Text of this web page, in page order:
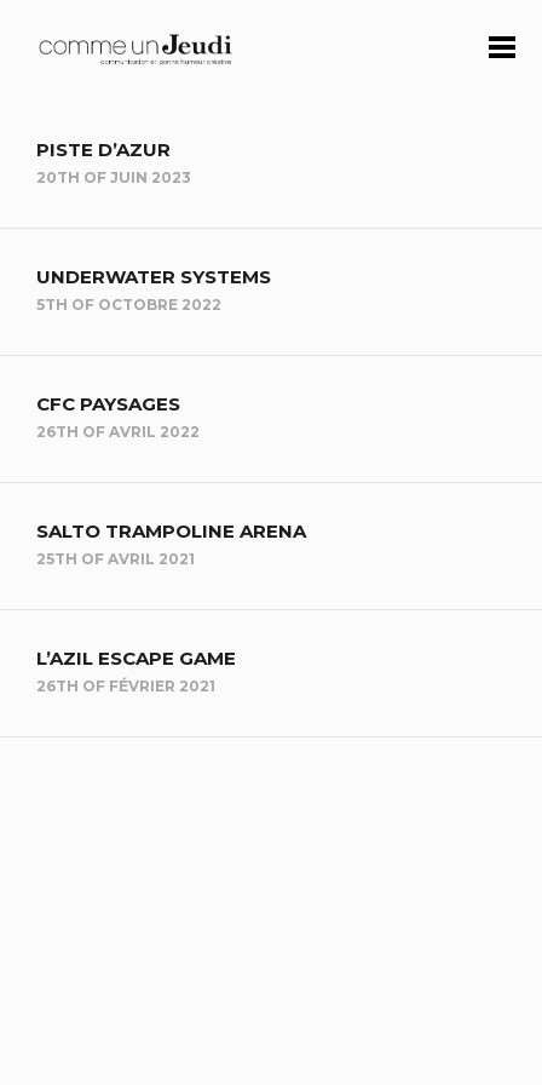
PISTE D’AZUR
20TH OF JUIN 2023
UNDERWATER SYSTEMS
5TH OF OCTOBRE 2022
CFC PAYSAGES
26TH OF AVRIL 2022
SALTO TRAMPOLINE ARENA
25TH OF AVRIL 2021
L’AZIL ESCAPE GAME
26TH OF FÉVRIER 2021